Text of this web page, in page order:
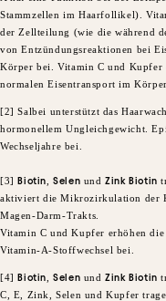
Stammzellen im Haarfollikel).
der Zellteilung (wie die während
von Entzündungsreaktionen bei
Körper bei. Vitamin C und Kupfer
normalen Eisentransport im
[2] Salbei unterstützt das
hormonellem Ungleichgewicht.
Wechseljahre bei.
​[3]Biotin ,Selen undZink Biotin
aktiviert die Mikrozirkulation der
Magen-Darm-Trakts.
Vitamin C und Kupfer erhöhen
Vitamin-A-Stoffwechsel bei.
​[4]Biotin ,Selen undZink Biotin
C, E, Zink, Selen und Kupfer